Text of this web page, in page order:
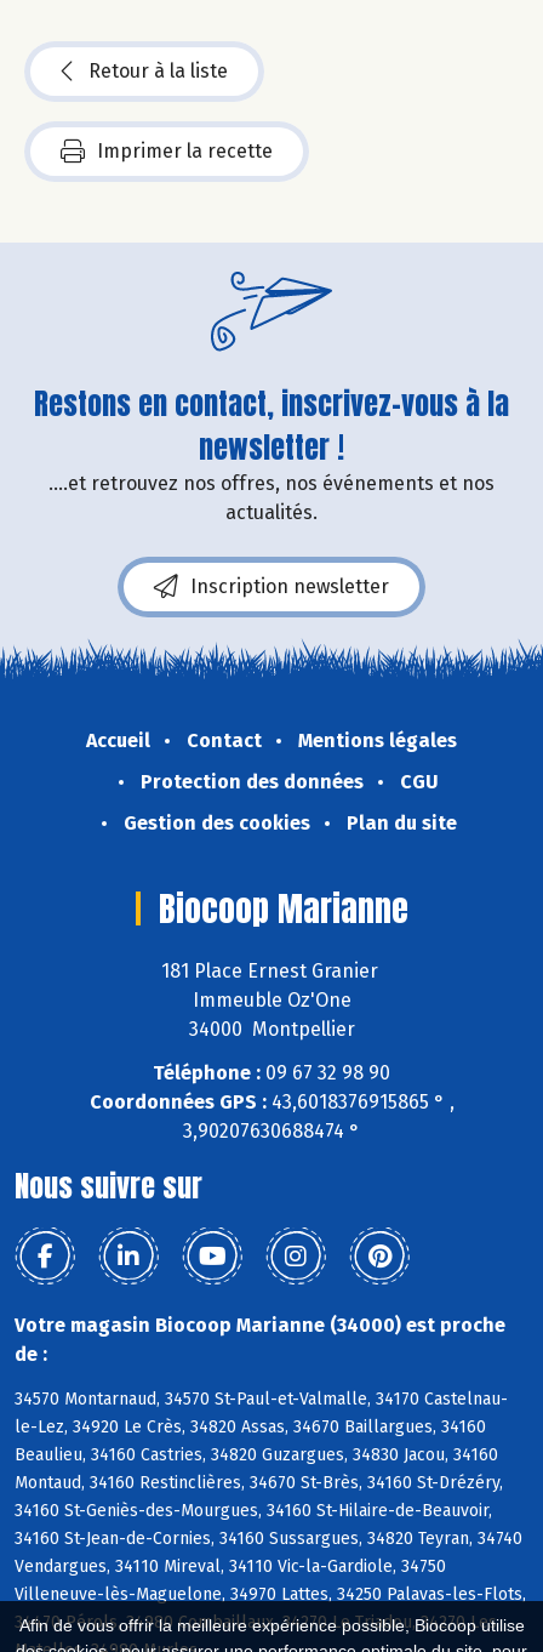
Afin de vous offrir la meilleure expérience possible, Biocoop utilise
Retour à la liste
Imprimer la recette
Restons en contact, inscrivez-vous à la
newsletter !
....et retrouvez nos offres, nos événements et nos
actualités.
Inscription newsletter
Accueil Contact
Mentions légales
Protection des données
CGU
Gestion des cookies
Plan du site
Biocoop Marianne
181 Place Ernest Granier
Immeuble Oz'One
34000 Montpellier
Téléphone : 09 67 32 98 90
Coordonnées GPS :43,6018376915865 ° ,
3,90207630688474 °
Nous suivre sur
Votre magasin Biocoop Marianne (34000) est proche
de :
34570 Montarnaud, 34570 St-Paul-et-Valmalle, 34170 Castelnau-
le-Lez, 34920 Le Crès, 34820 Assas, 34670 Baillargues, 34160
Beaulieu, 34160 Castries, 34820 Guzargues, 34830 Jacou, 34160
Montaud, 34160 Restinclières, 34670 St-Brès, 34160 St-Drézéry,
34160 St-Geniès-des-Mourgues, 34160 St-Hilaire-de-Beauvoir,
34160 St-Jean-de-Cornies, 34160 Sussargues, 34820 Teyran, 34740
Vendargues, 34110 Mireval, 34110 Vic-la-Gardiole, 34750
Villeneuve-lès-Maguelone, 34970 Lattes, 34250 Palavas-les-Flots,
34470 Pérols, 34980 Combaillaux, 34270 Le Triadou, 34270 Les